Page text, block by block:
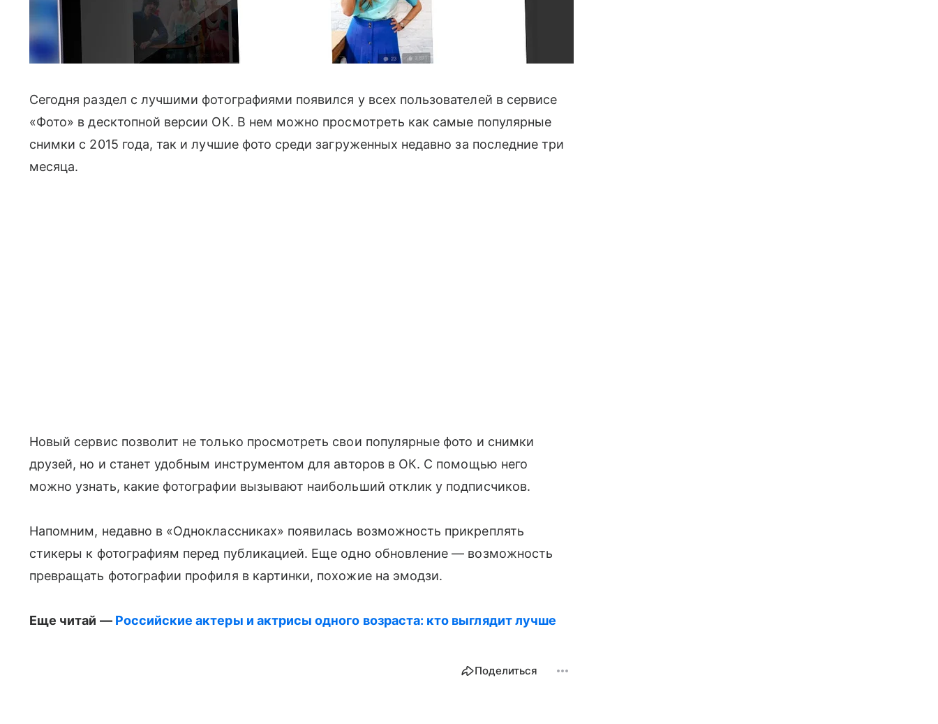
Сегодня раздел с лучшими фотографиями появился у всех пользователей в сервисе
«Фото» в десктопной версии ОК. В нем можно просмотреть как самые популярные
снимки с 2015 года, так и лучшие фото среди загруженных недавно за последние три
месяца.
Новый сервис позволит не только просмотреть свои популярные фото и снимки
друзей, но и станет удобным инструментом для авторов в ОК. С помощью него
можно узнать, какие фотографии вызывают наибольший отклик у подписчиков.
Напомним, недавно в «Одноклассниках» появилась возможность прикреплять
стикеры к фотографиям перед публикацией. Еще одно обновление — возможность
превращать фотографии профиля в картинки, похожие на эмодзи.
Еще читай — Российские актеры и актрисы одного возраста: кто выглядит лучше
Поделиться